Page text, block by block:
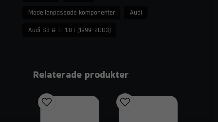
spricker ofta med tiden på grund av uttorkning – detta
långvarig driftsäkerhet. Färgval påverkar inte
Tillbehör.
Ersätter original vakuumslangar i
Modellanpassade komponenter
Audi
Audi S3 & TT 1.8T (1999–2003)
Relaterade produkter